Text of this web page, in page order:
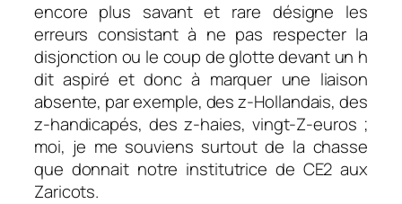
encore plus savant et rare désigne les
erreurs consistant à ne pas respecter la
disjonction ou le coup de glotte devant un h
dit aspiré et donc à marquer une liaison
absente, par exemple, des z-Hollandais,des
z-handicapés, des z-haies, vingt-Z-euros ;
moi, je me souviens surtout de la chasse
que donnait notre institutrice de CE2 aux
Zaricots.